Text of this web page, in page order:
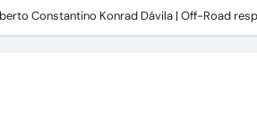
Constantino Konrad Dávila | Off-Road